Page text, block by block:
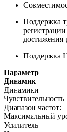
Поддержка
достижения
Поддержка
Параметр
Динамик
Динамики
Чувствительность
Диапазон частот:
Максимальный
Усилитель